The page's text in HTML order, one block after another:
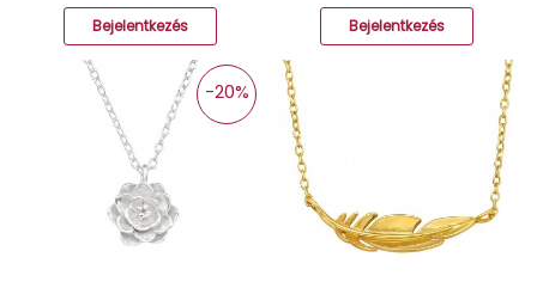
Bejelentkezés Bejelentkezés
-20%